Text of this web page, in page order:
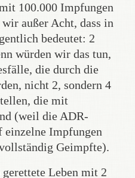
100.000 Impfungen
außer Acht, dass in
bedeutet: 2
würden wir das tun,
die durch die
nicht 2, sondern 4
die mit
(weil die ADR-
einzelne Impfungen
Geimpfte).
Leben mit 2